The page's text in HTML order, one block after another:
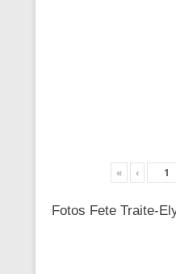
« ‹
Fotos Fete Traite-